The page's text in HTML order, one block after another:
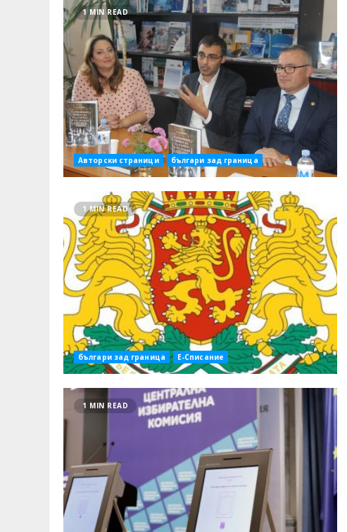
1 MIN READ
Авторски страници българи зад граница
1 MIN READ
българи зад граница Е-Списание
1 MIN READ